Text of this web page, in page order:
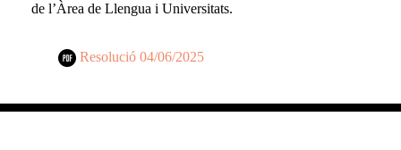
de l’Àrea de Llengua i Universitats.
Resolució 04/06/2025